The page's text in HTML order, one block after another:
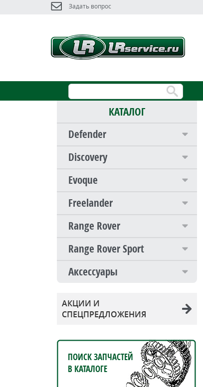
Задать вопрос
КАТАЛОГ
Defender
Discovery
Evoque
Freelander
Range Rover
Range Rover Sport
Аксессуары
АКЦИИ И
СПЕЦПРЕДЛОЖЕНИЯ
ПОИСК ЗАПЧАСТЕЙ
В КАТАЛОГЕ